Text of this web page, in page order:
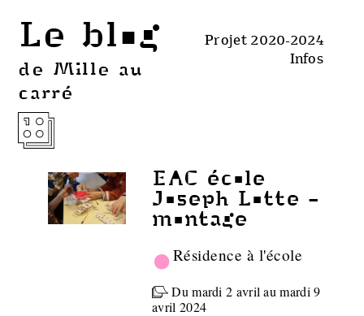
Le blog
de Mille au
carré
Projet 2020-2024
Infos
EAC école
Joseph Lotte -
montage
• Résidence à l'école
Du mardi 2 avril au mardi 9
avril 2024